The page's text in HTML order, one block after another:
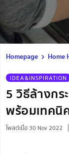
Homepage Home
IDEA&INSPIRATION
5 วิธีล้างกร
พร้อมเทคนิ
โพสต์เมื่อ 30 Nov 2022